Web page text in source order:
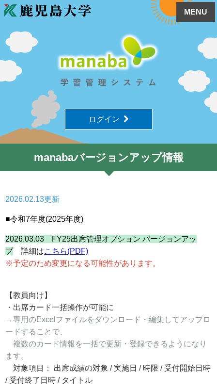
MENU
ログイン
manabaバージョンアップ情報
2026.02.13更新
■令和7年度(2025年度)
2026.03.03 FY25出席管理オプション バージョンアッ
プ詳細はこちら(PDF)
※予定のため変更になる可能性があります。
【教員向け】
・出席カード一括操作が可能に
→専用のExcelファイルをダウンロード・編集してアップロ
ードすることで、
複数のカード情報を一括で更新・登録できるようになり
ます。
対象項目： 出席成績の対象 / 実施日 / 時限 / 受付開始日時
/ 受付終了日時 / タイトル